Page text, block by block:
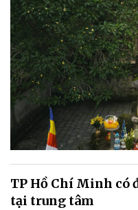
TP Hồ Chí Minh có
tại trung tâm